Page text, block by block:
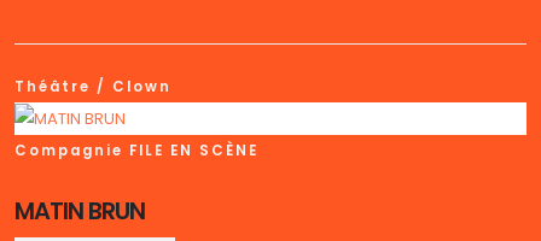
Théâtre / Clown
Compagnie FILE EN SCÈNE
MATIN BRUN